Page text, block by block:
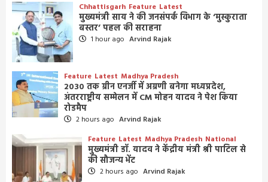
Chhattisgarh Feature Latest
मुख्यमंत्री साय ने की जनसंपर्क विभाग के ‘मुस्कुराता
बस्तर’ पहल की सराहना
1 hour ago Arvind Rajak
Feature Latest Madhya Pradesh
2030 तक ग्रीन एनर्जी में अग्रणी बनेगा मध्यप्रदेश,
अंतरराष्ट्रीय सम्मेलन में CM मोहन यादव ने पेश किया
रोडमैप
2 hours ago Arvind Rajak
Feature Latest Madhya Pradesh National
मुख्यमंत्री डॉ. यादव ने केंद्रीय मंत्री श्री पाटिल से
की सौजन्य भेंट
2 hours ago Arvind Rajak